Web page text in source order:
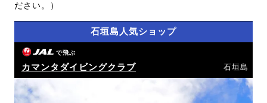
ださい。）
石垣島人気ショップ
で飛ぶ
カマンタダイビングクラブ 石垣島